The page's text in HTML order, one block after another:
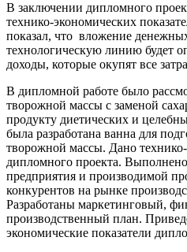
В заключении дипломного
технико-экономических
показал, что вложение
технологическую линию будет
доходы, которые окупят все
В дипломной работе было
творожной массы с заменой
продукту диетических и
была разработана ванна для
творожной массы. Дано
дипломного проекта.
предприятия и производимой
конкурентов на рынке
Разработаны маркетинговый,
производственный план.
экономические показатели